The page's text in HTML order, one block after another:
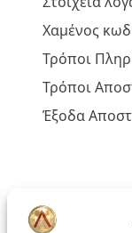
Χαμένος
Τρόποι
Τρόποι
Έξοδα
Πολιτική